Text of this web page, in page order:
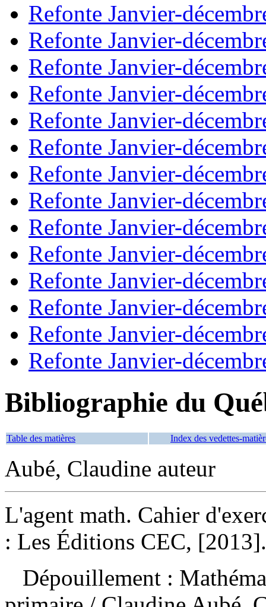
Refonte Janvier-
Refonte Janvier-
Refonte Janvier-
Refonte Janvier-
Refonte Janvier-
Refonte Janvier-
Refonte Janvier-
Refonte Janvier-
Refonte Janvier-
Refonte Janvier-
Refonte Janvier-
Refonte Janvier-
Refonte Janvier-
Refonte Janvier-
Bibliographie du
Table des matières Index des vedettes-
Aubé, Claudine auteur
L'agent math. Cahier
: Les Éditions CEC,
Dépouillement :